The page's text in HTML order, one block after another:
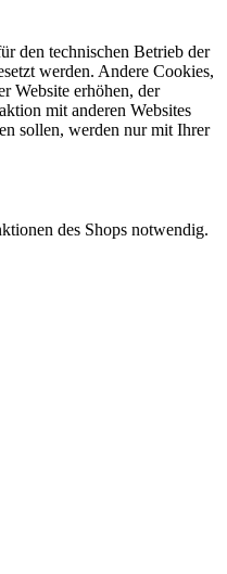
den technischen Betrieb der
werden. Andere Cookies,
Website erhöhen, der
mit anderen Websites
sollen, werden nur mit Ihrer
des Shops notwendig.